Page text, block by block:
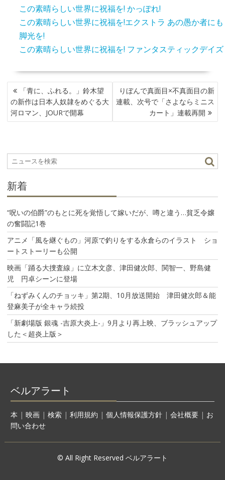
この素晴らしい世界に祝福を! かっぽれ!
この素晴らしい世界に祝福を!エクストラ あの愚か者にも
脚光を!
この素晴らしい世界に祝福を! ファンタスティックデイズ
投
稿
ナ
ビ
シ
ョ
「青に、ふれる。」鈴木望
の新作は日本人奴隷をめぐる大
河ロマン、JOURで開幕
りぼんで真面目×不真面目の新
連載、次号で「さよならミニス
カート」連載再開
新着
“呪いの伯爵”のもとに死を覚悟して嫁いだが、噂と違う…貧乏令嬢
の奮闘記1巻
アニメ「風を継ぐもの」河原で釣りをする永倉らのイラスト ショ
ートストーリーも公開
映画「踊る大捜査線」に立木文彦、津田健次郎、関智一、野島健
児 円卓シーンに登場
「ねずみくんのチョッキ」第2期、10月放送開始 津田健次郎＆能
登麻美子が全キャラ続投
「新劇場版 銀魂 -吉原大炎上-」9月より再上映、ブラッシュアップ
した＜超炎上版＞
ベルアラート
本 | 映画| 検索| 利用規約 | 個人情報保護方針| 会社概要| お
問い合わせ
© All Right Reserved ベルアラート